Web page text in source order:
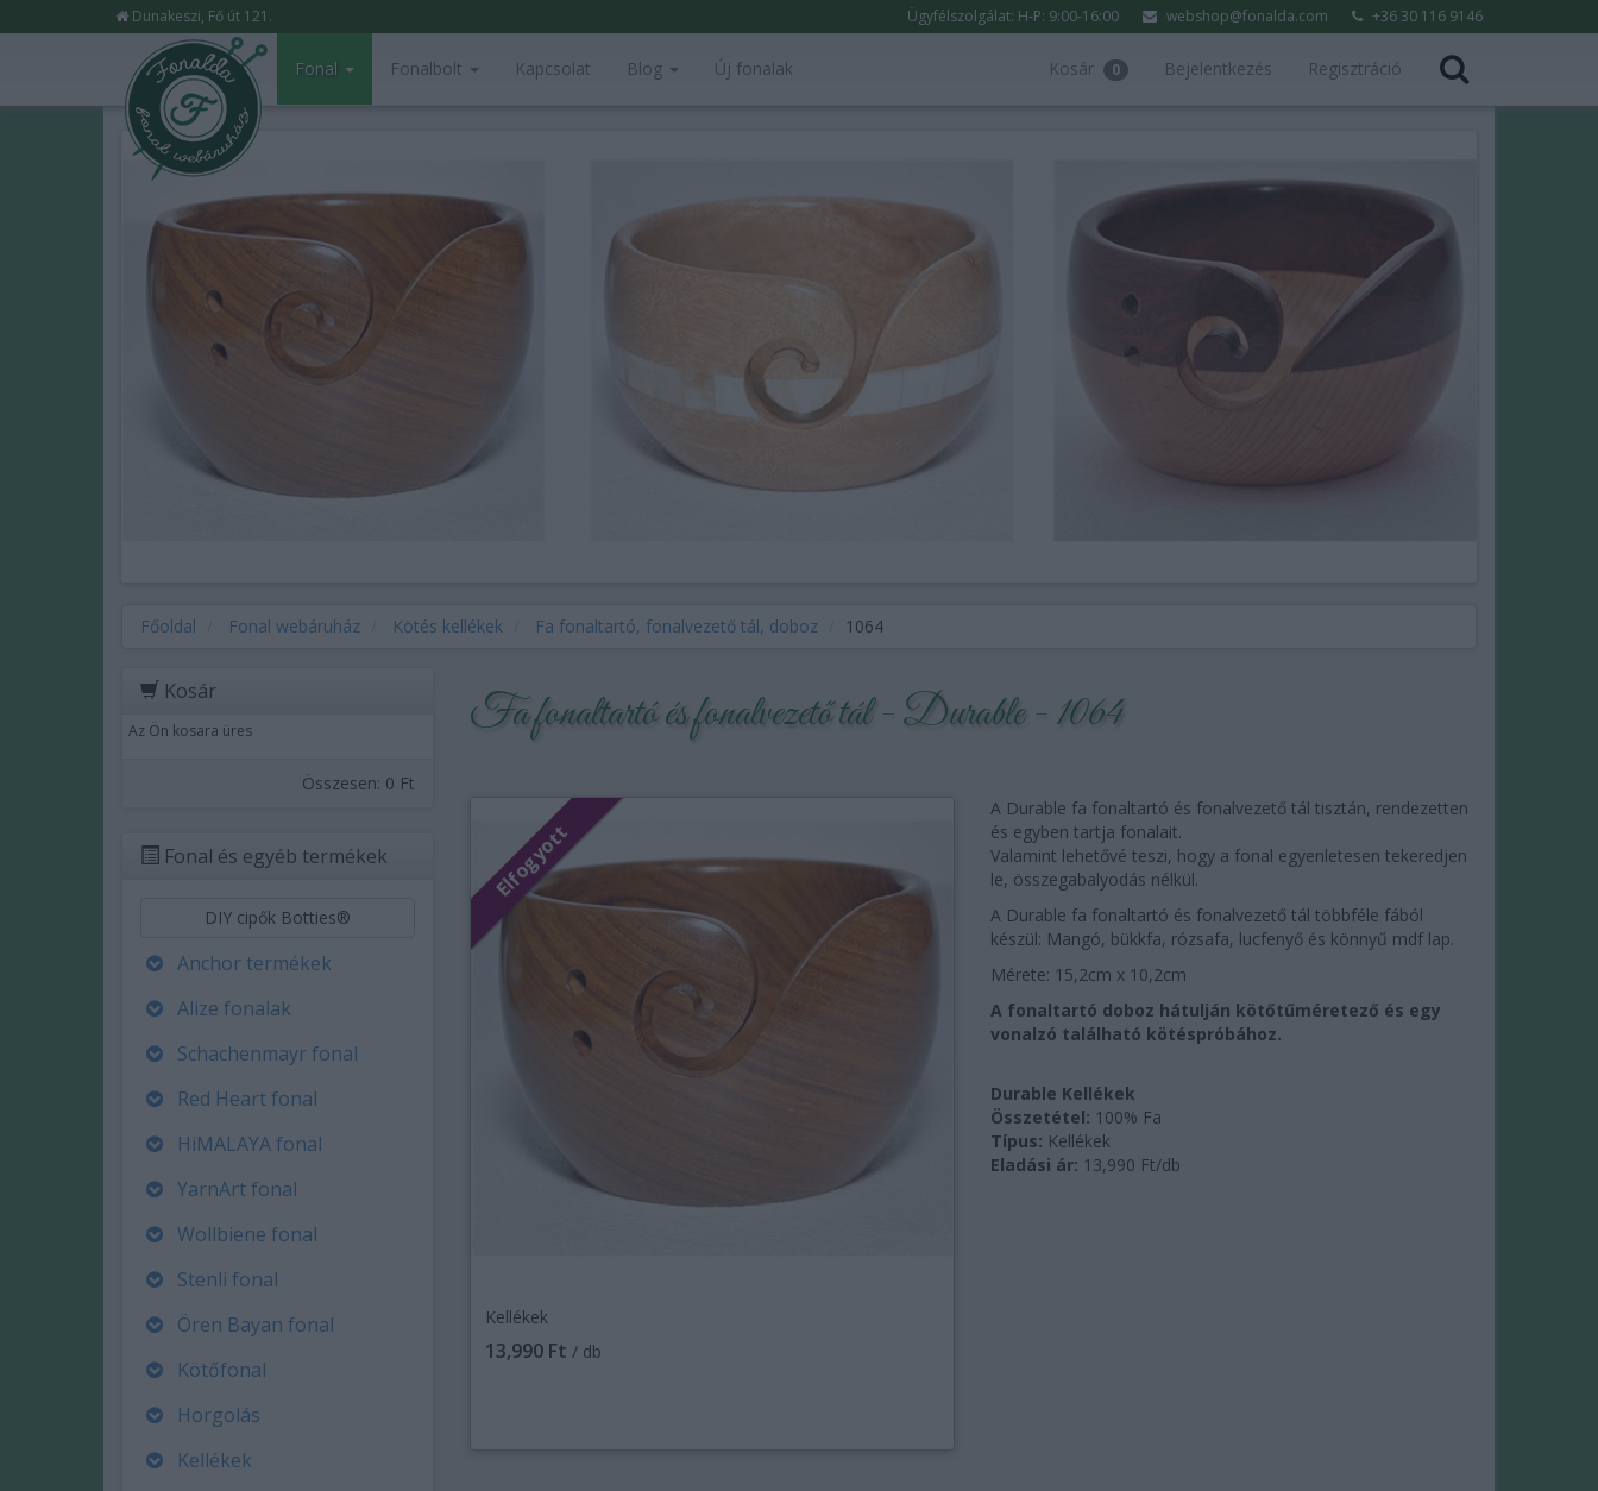
Dunakeszi, Fő út 121. +36 30 116 9146
webshop@fonalda.com
Ügyfélszolgálat: H-P: 9:00-16:00
Fonal Fonalbolt Kapcsolat Blog Új fonalak Kosár 0 Bejelentkezés Regisztráció
Főoldal Fonal webáruház Kötés kellékek Fa fonaltartó, fonalvezető tál, doboz 1064
Kosár
Az Ön kosara üres
Összesen: 0 Ft
Fonal és egyéb termékek
DIY cipők Botties®
Anchor termékek
Alize fonalak
Schachenmayr fonal
Red Heart fonal
HiMALAYA fonal
YarnArt fonal
Wollbiene fonal
Stenli fonal
Ören Bayan fonal
Kötőfonal
Horgolás
Kellékek
Fa fonaltartó és fonalvezető tál - Durable - 1064
Kellékek
13,990 Ft / db
A Durable fa fonaltartó és fonalvezető tál tisztán, rendezetten
és egyben tartja fonalait.
Valamint lehetővé teszi, hogy a fonal egyenletesen tekeredjen
le, összegabalyodás nélkül.
A Durable fa fonaltartó és fonalvezető tál többféle fából
készül: Mangó, bükkfa, rózsafa, lucfenyő és könnyű mdf lap.
Mérete: 15,2cm x 10,2cm
A fonaltartó doboz hátulján kötőtűméretező és egy
vonalzó található kötéspróbához.
Durable Kellékek
Összetétel: 100% Fa
Típus: Kellékek
Eladási ár: 13,990 Ft/db